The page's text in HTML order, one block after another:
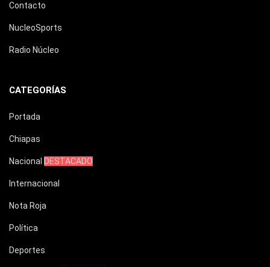
Contacto
NucleoSports
Radio Núcleo
CATEGORÍAS
Portada
Chiapas
Nacional DESTACADO
Internacional
Nota Roja
Política
Deportes